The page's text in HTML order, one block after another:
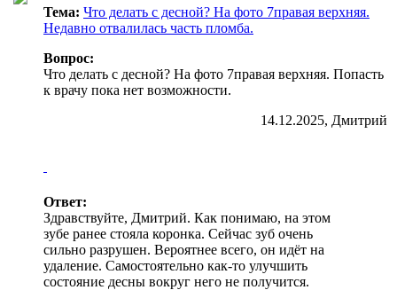
Тема: Что делать с десной? На фото 7правая верхняя.
Недавно отвалилась часть пломба.
Вопрос:
Что делать с десной? На фото 7правая верхняя. Попасть
к врачу пока нет возможности.
14.12.2025, Дмитрий
Ответ:
Здравствуйте, Дмитрий. Как понимаю, на этом
зубе ранее стояла коронка. Сейчас зуб очень
сильно разрушен. Вероятнее всего, он идёт на
удаление. Самостоятельно как-то улучшить
состояние десны вокруг него не получится.